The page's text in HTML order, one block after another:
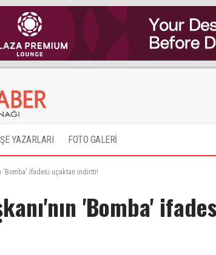
YAZARLARI FOTO GALERİ
'Bomba' ifadesi uçaktan indirtti!
'Bomba'